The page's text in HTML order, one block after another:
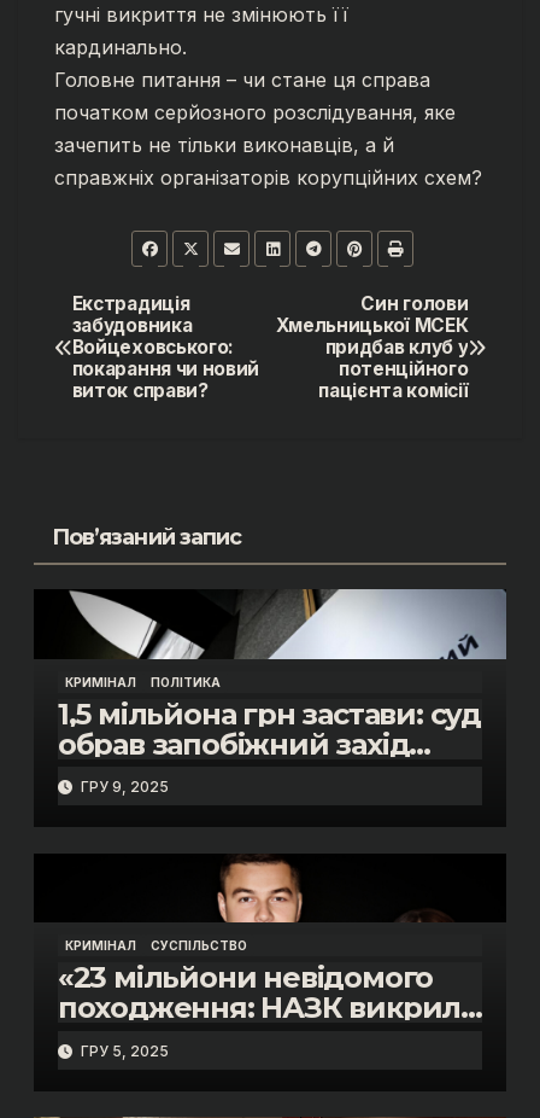
гучні викриття не змінюють її
кардинально.
Головне питання – чи стане ця справа
початком серйозного розслідування, яке
зачепить не тільки виконавців, а й
справжніх організаторів корупційних схем?
Навігація
записів
Син голови
Хмельницької МСЕК
придбав клуб у
потенційного
пацієнта комісії
Екстрадиція
забудовника
Войцеховського:
покарання чи новий
виток справи?
Пов’язаний запис
КРИМІНАЛ ПОЛІТИКА
1,5 мільйона грн застави: суд
обрав запобіжний захід
помічнику нардепки Анни
Скороход у справі про
«санкційний підкуп»
ГРУ 9, 2025
КРИМІНАЛ СУСПІЛЬСТВО
«23 мільйони невідомого
походження: НАЗК викрило
розкішне життя інспектора
митниці “Тиса” Василя
Пупени»
ГРУ 5, 2025